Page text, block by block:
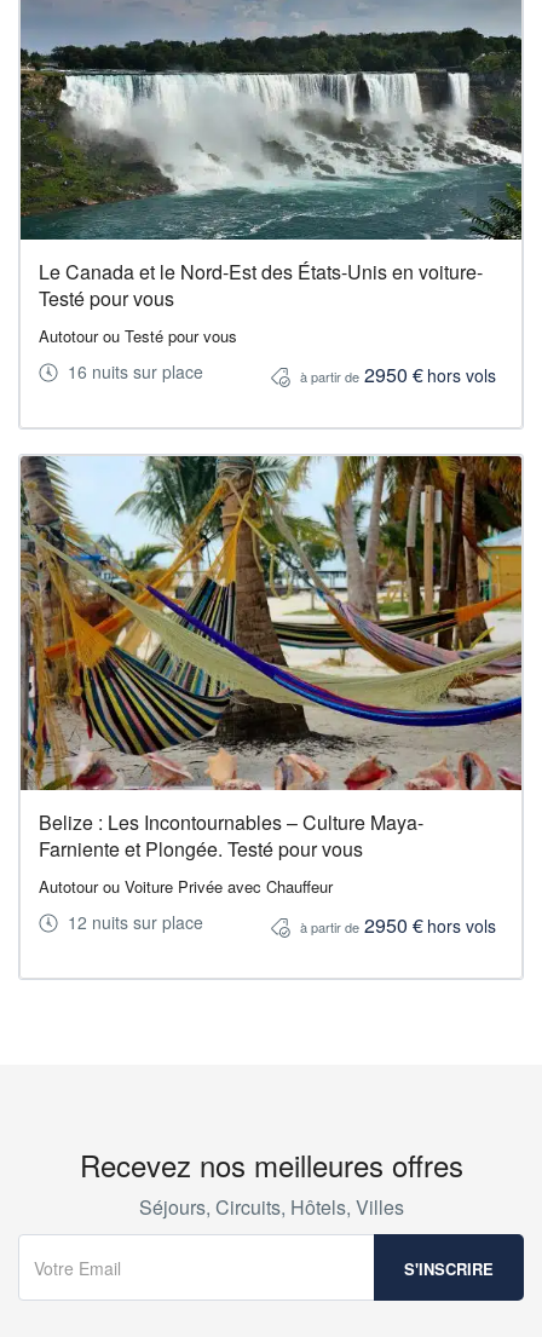
Le Canada et le Nord-Est des États-Unis en voiture-
Testé pour vous
Autotour ou Testé pour vous
16 nuits sur place à partir de 2950 € hors vols
Belize : Les Incontournables – Culture Maya-
Farniente et Plongée. Testé pour vous
Autotour ou Voiture Privée avec Chauffeur
12 nuits sur place à partir de 2950 € hors vols
Recevez nos meilleures offres
Séjours, Circuits, Hôtels, Villes